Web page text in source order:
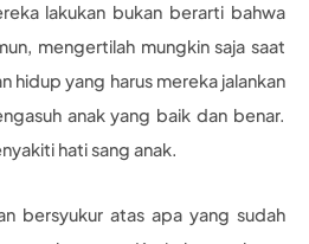
lakukan bukan berarti bahwa
mengertilah mungkin saja saat
hidup yang harus mereka jalankan
anak yang baik dan benar.
hati sang anak.
bersyukur atas apa yang sudah